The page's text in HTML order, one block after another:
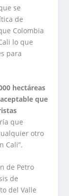
se
de
Colombia
lo que
para
hectáreas
que
que
otro
Cali”.
de Petro
de
del Valle